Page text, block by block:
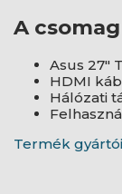
A
Asus 27"
HDMI
Hálózati
Termék